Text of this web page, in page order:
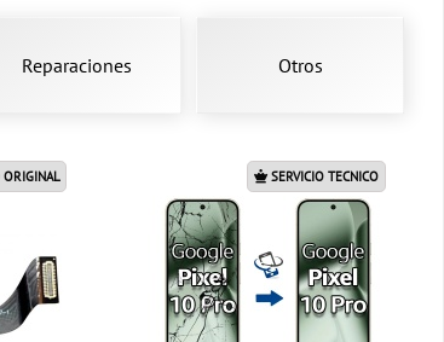
Reparaciones Otros
SERVICIO TECNICO